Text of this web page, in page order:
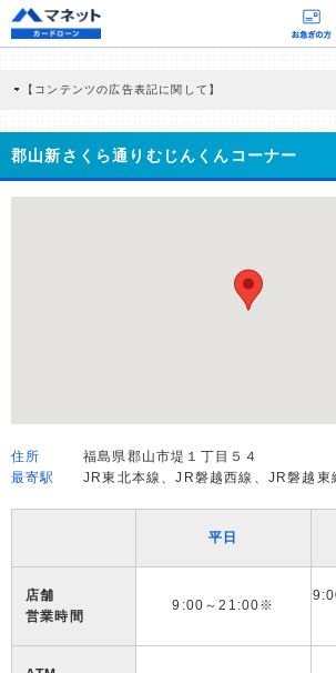
【コンテンツの広告表記に関して】
商品を根拠なくPRするものではなく、当編集部の調査／
どに基づき、公平性を担保した情報提供を行っています。
>提携企業一覧
郡山新さくら通りむじんくんコーナー
住所
福島県郡山市堤１丁目５４
最寄駅
JR東北本線、JR磐越西線、JR磐越東
平日
店舗
営業時間
9:00～21:00※